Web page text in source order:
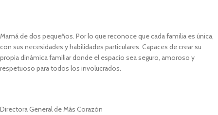
Mamá de dos pequeños. Por lo que reconoce que cada familia es única,
con sus necesidades y habilidades particulares. Capaces de crear su
propia dinámica familiar donde el espacio sea seguro, amoroso y
respetuoso para todos los involucrados.
Directora General de Más Corazón